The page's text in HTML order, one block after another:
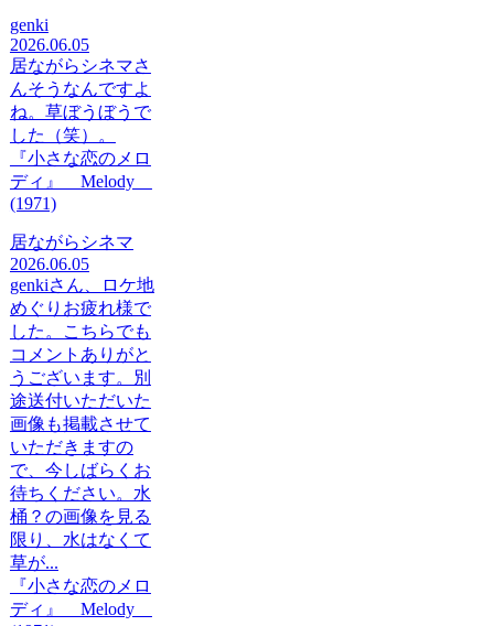
genki
2026.06.05
居ながらシネマさ
んそうなんですよ
ね。草ぼうぼうで
した（笑）。
『小さな恋のメロ
ディ』 Melody
(1971)
居ながらシネマ
2026.06.05
genkiさん、ロケ地
めぐりお疲れ様で
した。こちらでも
コメントありがと
うございます。別
途送付いただいた
画像も掲載させて
いただきますの
で、今しばらくお
待ちください。水
桶？の画像を見る
限り、水はなくて
草が...
『小さな恋のメロ
ディ』 Melody